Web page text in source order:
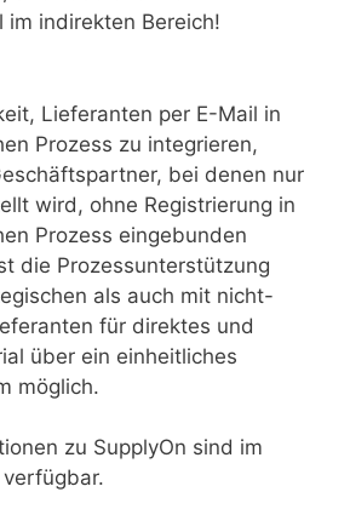
im indirekten Bereich!
Lieferanten per E-Mail in
Prozess zu integrieren,
bei denen nur
wird, ohne Registrierung in
Prozess eingebunden
die Prozessunterstützung
als auch mit nicht-
für direktes und
über ein einheitliches
möglich.
zu SupplyOn sind im
verfügbar.